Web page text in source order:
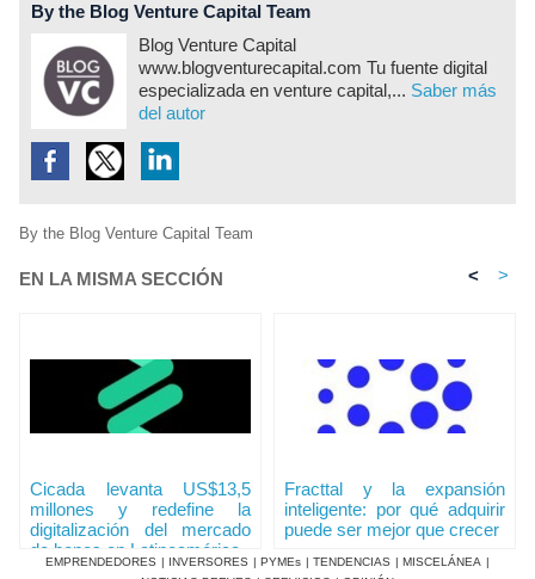
By the Blog Venture Capital Team
Blog Venture Capital
www.blogventurecapital.com Tu fuente digital
especializada en venture capital,... Saber más
del autor
By the Blog Venture Capital Team
EN LA MISMA SECCIÓN < >
Cicada levanta US$13,5
millones y redefine la
digitalización del mercado
de bonos en Latinoamérica
Fracttal y la expansión
inteligente: por qué adquirir
puede ser mejor que crecer
EMPRENDEDORES | INVERSORES | PYMEs | TENDENCIAS | MISCELÁNEA |